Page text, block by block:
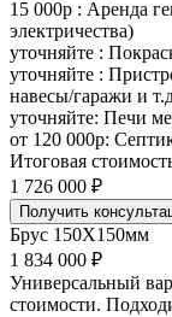
15 000р : Аренда
электричества)
уточняйте :
уточняйте :
навесы/гаражи и
уточняйте: Печи
от 120 000р:
Итоговая
1 726 000 ₽
Получить
Брус 150Х150мм
1 834 000 ₽
Универсальный
стоимости.